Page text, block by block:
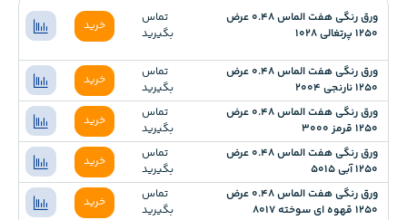
ورق رنگی هفت الماس 0.48 عرض
1250 پرتغالی 1028
تماس
بگیرید
خرید
ورق رنگی هفت الماس 0.48 عرض
1250 نارنجی 2004
تماس
بگیرید
خرید
ورق رنگی هفت الماس 0.48 عرض
1250 قرمز 3000
تماس
بگیرید
خرید
ورق رنگی هفت الماس 0.48 عرض
1250 آبی 5015
تماس
بگیرید
خرید
ورق رنگی هفت الماس 0.48 عرض
1250 قهوه ای سوخته 8017
تماس
بگیرید
خرید